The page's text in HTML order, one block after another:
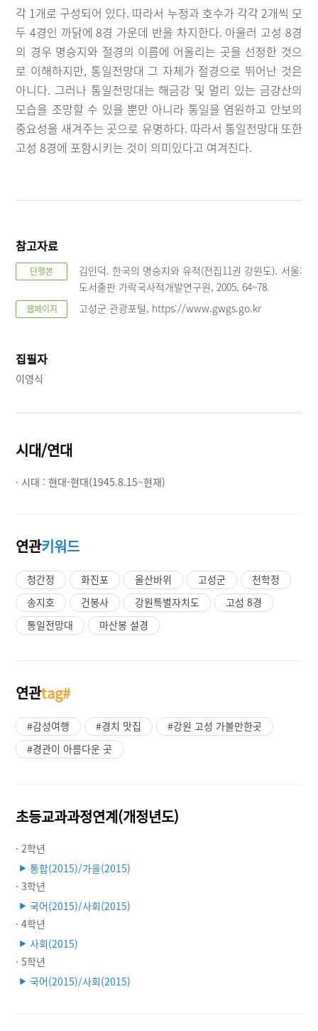
각 1개로 구성되어 있다. 따라서 누정과 호수가 각각 2개씩 모
두 4경인 까닭에 8경 가운데 반을 차지한다. 아울러 고성 8경
의 경우 명승지와 절경의 이름에 어울리는 곳을 선정한 것으
로 이해하지만, 통일전망대 그 자체가 절경으로 뛰어난 것은
아니다. 그러나 통일전망대는 해금강 및 멀리 있는 금강산의
모습을 조망할 수 있을 뿐만 아니라 통일을 염원하고 안보의
중요성을 새겨주는 곳으로 유명하다. 따라서 통일전망대 또한
고성 8경에 포함시키는 것이 의미있다고 여겨진다.
참고자료
단행본
김인덕. 한국의 명승지와 유적(전집11권 강원도). 서울:
도서출판 가락국사적개발연구원, 2005, 64~78.
웹페이지 고성군 관광포털, https://www.gwgs.go.kr
집필자
이영식
시대/연대
· 시대 :현대-현대(1945.8.15~현재)
연관키워드
청간정 화진포 울산바위 고성군
천학정
송지호
건봉사 강원특별자치도
고성 8경
통일전망대
마산봉 설경
연관tag#
#감성여행 #경치 맛집
#강원 고성 가볼만한곳
#경관이 아름다운 곳
초등교과과정연계(개정년도)
· 2학년
▶ 통합(2015)/가을(2015)
· 3학년
▶ 국어(2015)/사회(2015)
· 4학년
▶ 사회(2015)
· 5학년
▶ 국어(2015)/사회(2015)